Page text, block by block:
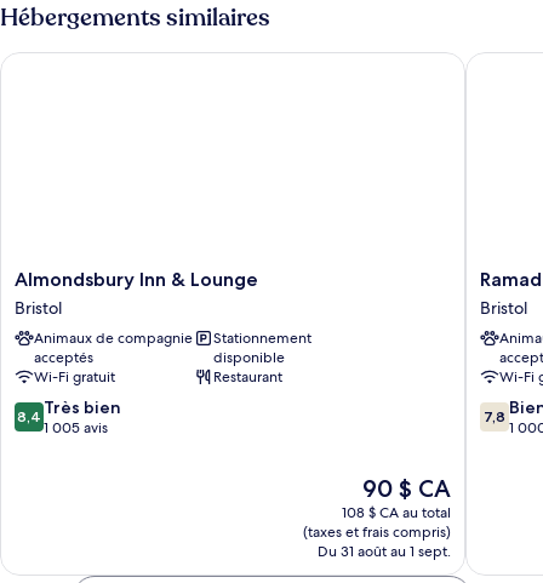
1
lit
1
double
Hébergements similaires
Almondsbury
Inn
&
Lounge
Bristol
Almondsbury Inn & Lounge
Bristol
Animaux de compagnie
acceptés
Stationnement
disponible
Wi-Fi gratuit
Restaurant
8.4
sur
8,4 Très bien
1 005 avis
Le
prix
est
de
90 $ CA
90 $ CA
108 $ CA au total
(taxes et frais compris)
Du 31 août au 1 sept.
Almondsbury Inn & Lounge
Ramada
by
Bristol
West
Bristol
Bristol
Wi-Fi
7.8
sur
7,8
1